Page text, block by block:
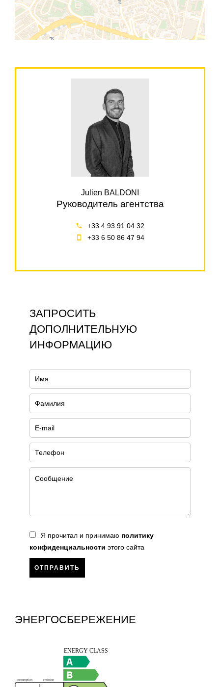
Julien BALDONI
Руководитель агентства
+33 4 93 91 04 32
+33 6 50 86 47 94
ЗАПРОСИТЬ
ДОПОЛНИТЕЛЬНУЮ
ИНФОРМАЦИЮ
Я прочитал и принимаю политику
конфиденциальности этого сайта
ОТПРАВИТЬ
ЭНЕРГОСБЕРЕЖЕНИЕ